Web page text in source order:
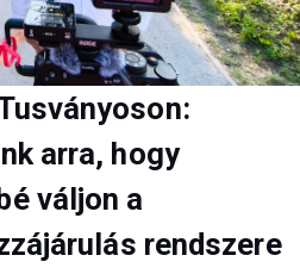
arra, hogy
váljon a
rendszere